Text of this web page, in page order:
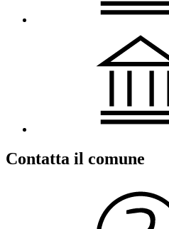
Contatta il comune